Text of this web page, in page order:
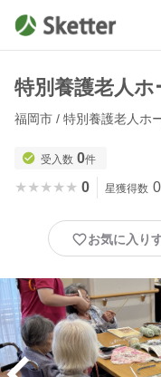
特別養護老人
福岡市 / 特別養護老人ホ
受入数 0件
★★★★★
★★★★★ 0 星獲得数 0
お気に入り